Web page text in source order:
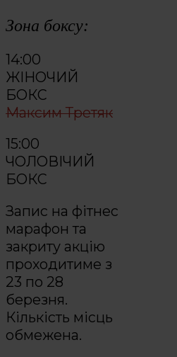
Зона боксу:
14:00
ЖІНОЧИЙ
БОКС
Максим Третяк
15:00
ЧОЛОВІЧИЙ
БОКС
Запис на фітнес
марафон та
закриту акцію
проходитиме з
23 по 28
березня.
Кількість місць
обмежена.